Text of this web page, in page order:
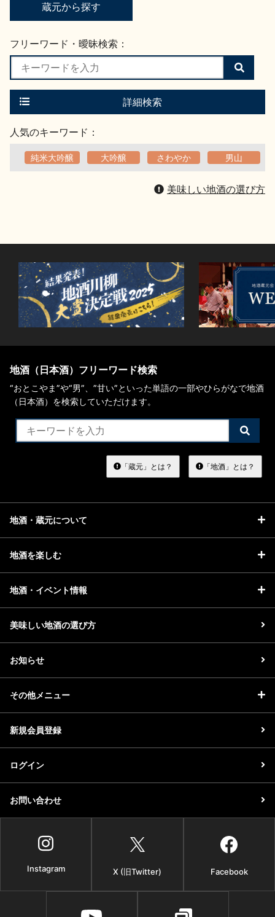
蔵元から探す
フリーワード・曖昧検索：
検
索
す
詳細検索
人気のキーワード：
純米大吟醸 大吟醸 さわやか 男山
美味しい地酒の選び方
地酒（日本酒）フリーワード検索
“おとこやま”や“男”、”甘い”といった単語の一部やひらがなで地酒
（日本酒）を検索していただけます。
検
索
る
「蔵元」とは？ 「地酒」とは？
地酒・蔵元について
地酒を楽しむ
地酒・イベント情報
美味しい地酒の選び方
お知らせ
その他メニュー
新規会員登録
ログイン
お問い合わせ
Instagram X (旧Twitter) Facebook